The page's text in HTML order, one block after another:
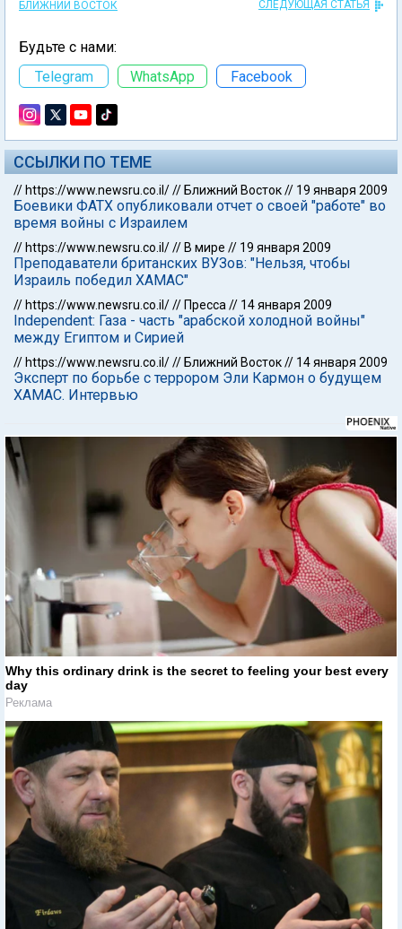
БЛИЖНИЙ ВОСТОК СЛЕДУЮЩАЯ СТАТЬЯ
Будьте с нами:
Telegram
WhatsApp Facebook
ССЫЛКИ ПО ТЕМЕ
// https://www.newsru.co.il/// Ближний Восток// 19 января 2009
Боевики ФАТХ опубликовали отчет о своей "работе" во
время войны с Израилем
// https://www.newsru.co.il/// В мире // 19 января 2009
Преподаватели британских ВУЗов: "Нельзя, чтобы
Израиль победил ХАМАС"
// https://www.newsru.co.il/// Пресса // 14 января 2009
Independent: Газа - часть "арабской холодной войны"
между Египтом и Сирией
// https://www.newsru.co.il/// Ближний Восток// 14 января 2009
Эксперт по борьбе с террором Эли Кармон о будущем
ХАМАС. Интервью
Why this ordinary drink is the secret to feeling your best every
day
Реклама